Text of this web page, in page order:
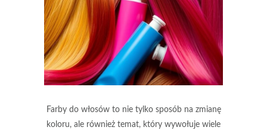
Farby do włosów to nie tylko sposób na zmianę
koloru, ale również temat, który wywołuje wiele